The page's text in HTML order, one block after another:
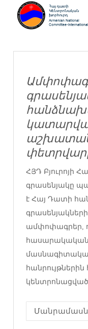
փետրվարի
ՀՅԴ Բյուրոյի
գրասենյակը
է Հայ Դատի
գրասենյակների
ամփոփագրեր,
հասարակական
Մանրամասն /